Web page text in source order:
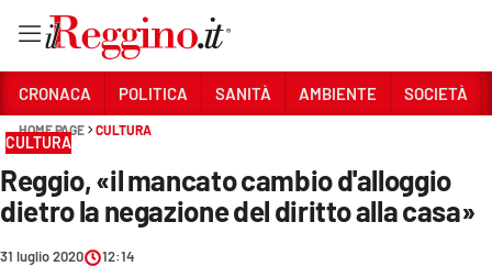
Sezioni
CRONACA
CRONACA POLITICA SANITÀ AMBIENTE SOCIETÀ
HOME PAGE CULTURA
CULTURA
Reggio, «il mancato cambio d'alloggio
dietro la negazione del diritto alla casa»
31 luglio 2020 12:14